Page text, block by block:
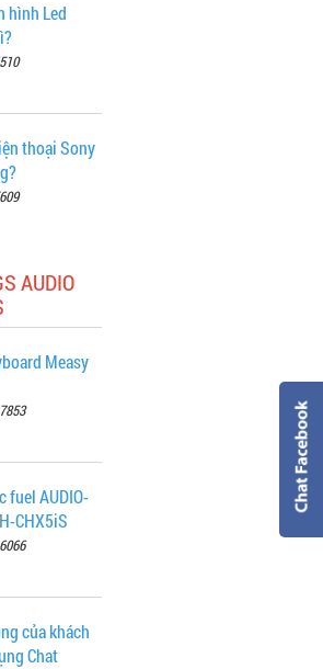
hình Led
thoại Sony
AUDIO
Measy
fuel AUDIO-
CHX5iS
của khách
Chat